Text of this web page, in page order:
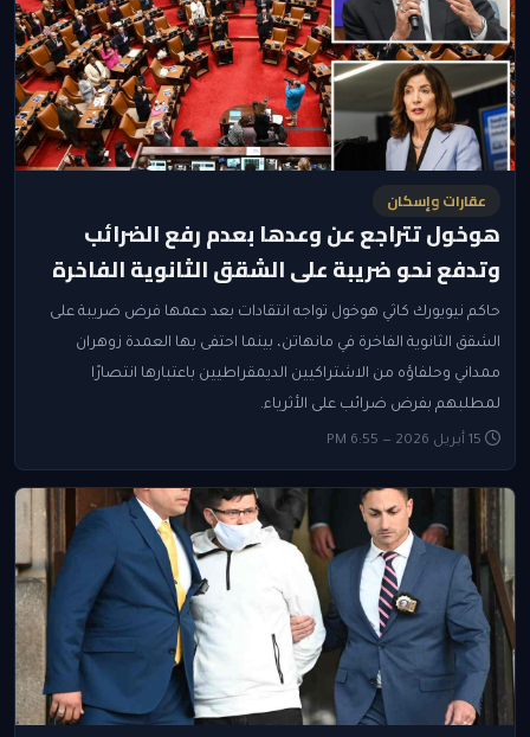
عقارات وإسكان
هوخول تتراجع عن وعدها بعدم رفع الضرائب
وتدفع نحو ضريبة على الشقق الثانوية الفاخرة
حاكم نيويورك كاثي هوخول تواجه انتقادات بعد دعمها فرض ضريبة على
الشقق الثانوية الفاخرة في مانهاتن، بينما احتفى بها العمدة زوهران
ممداني وحلفاؤه من الاشتراكيين الديمقراطيين باعتبارها انتصارًا
لمطلبهم بفرض ضرائب على الأثرياء.